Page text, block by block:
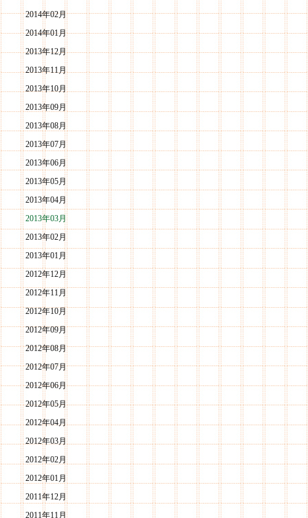
2014年02月
2014年01月
2013年12月
2013年11月
2013年10月
2013年09月
2013年08月
2013年07月
2013年06月
2013年05月
2013年04月
2013年03月
2013年02月
2013年01月
2012年12月
2012年11月
2012年10月
2012年09月
2012年08月
2012年07月
2012年06月
2012年05月
2012年04月
2012年03月
2012年02月
2012年01月
2011年12月
2011年11月